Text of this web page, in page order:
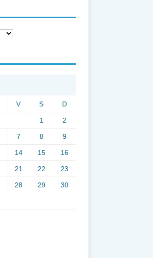
V S D
1 2
7 8 9
14 15 16
21 22 23
28 29 30